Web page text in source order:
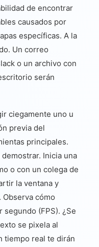
de encontrar
causados por
específicas. A la
Un correo
o un archivo con
serán
ciegamente uno u
previa del
principales.
Inicia una
o con un colega de
la ventana y
cómo
segundo (FPS). ¿Se
se pixela al
tiempo real te dirán